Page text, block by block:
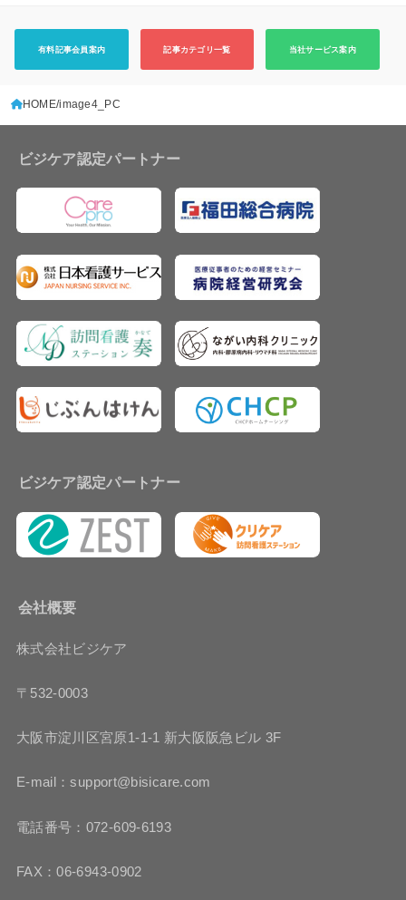
有料記事会員案内 記事カテゴリ一覧 当社サービス案内
HOME image4_PC
ビジケア認定パートナー
ビジケア認定パートナー
会社概要
株式会社ビジケア
〒532-0003
大阪市淀川区宮原1-1-1 新大阪阪急ビル 3F
E-mail：support@bisicare.com
電話番号：072-609-6193
FAX：06-6943-0902